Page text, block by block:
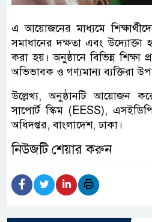
এ আয়োজনের মাধ্যমে
সমাধানের দক্ষতা এবং
করা হয়। অনুষ্ঠানে বিভিন্ন শিক্ষা
অভিভাবক ও গণ্যমান্য ব্যক্তিরা
উল্লেখ্য, অনুষ্ঠানটি আয়োজন
সাপোর্ট স্কিম (EESS),
অধিদপ্তর, বাংলাদেশ, ঢাকা।
নিউজটি শেয়ার করুন